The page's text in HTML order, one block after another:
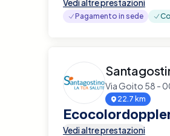
Pagamento in sede
Via Goito 58 -
22.7 km
Vedi altre prestazioni